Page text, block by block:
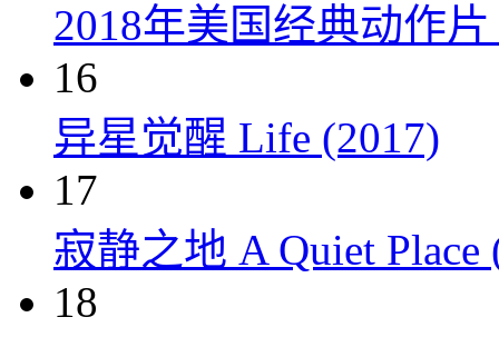
2018年美国经典动作
16
异星觉醒 Life (2017)
17
寂静之地 A Quiet Place
18